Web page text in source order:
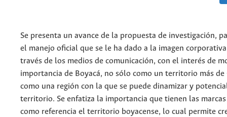
Se presenta un avance de la propuesta de investigación,
el manejo oficial que se le ha dado a la imagen
través de los medios de comunicación, con el interés de
importancia de Boyacá, no sólo como un territorio más de
como una región con la que se puede dinamizar y
territorio. Se enfatiza la importancia que tienen las
como referencia el territorio boyacense, lo cual permite